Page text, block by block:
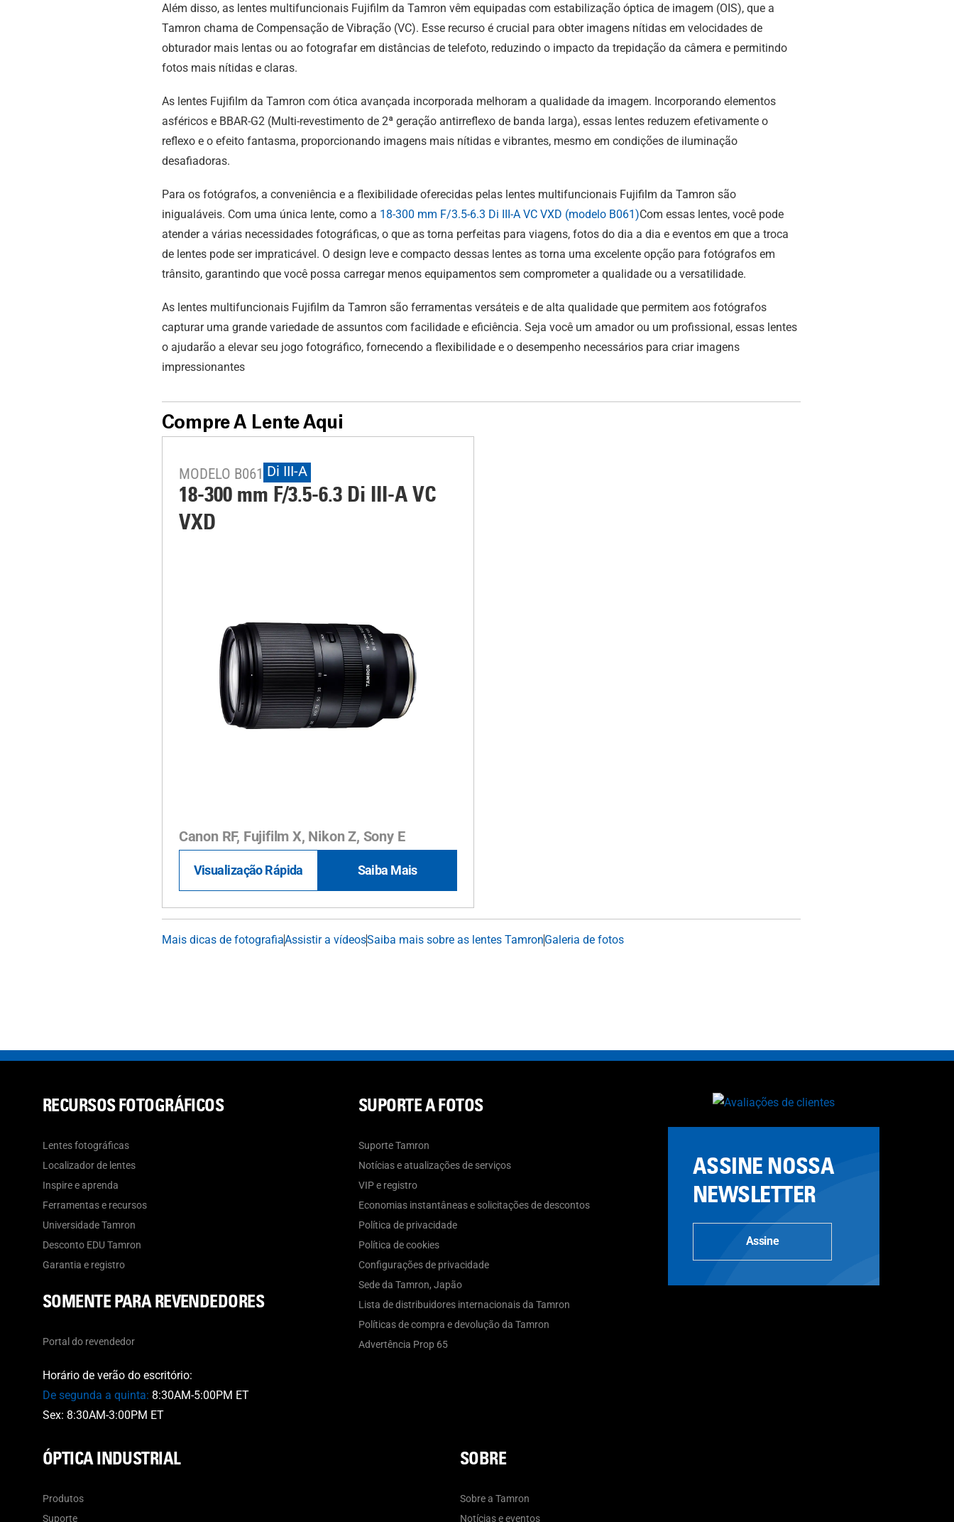
Além disso, as lentes multifuncionais Fujifilm da Tamron vêm equipadas com estabilização óptica de imagem (OIS), que a
Tamron chama de Compensação de Vibração (VC). Esse recurso é crucial para obter imagens nítidas em velocidades de
obturador mais lentas ou ao fotografar em distâncias de telefoto, reduzindo o impacto da trepidação da câmera e permitindo
fotos mais nítidas e claras.
As lentes Fujifilm da Tamron com ótica avançada incorporada melhoram a qualidade da imagem. Incorporando elementos
asféricos e BBAR-G2 (Multi-revestimento de 2ª geração antirreflexo de banda larga), essas lentes reduzem efetivamente o
reflexo e o efeito fantasma, proporcionando imagens mais nítidas e vibrantes, mesmo em condições de iluminação
desafiadoras.
Para os fotógrafos, a conveniência e a flexibilidade oferecidas pelas lentes multifuncionais Fujifilm da Tamron são
inigualáveis. Com uma única lente, como a 18-300 mm F/3.5-6.3 Di III-A VC VXD (modelo B061)Com essas lentes, você pode
atender a várias necessidades fotográficas, o que as torna perfeitas para viagens, fotos do dia a dia e eventos em que a troca
de lentes pode ser impraticável. O design leve e compacto dessas lentes as torna uma excelente opção para fotógrafos em
trânsito, garantindo que você possa carregar menos equipamentos sem comprometer a qualidade ou a versatilidade.
As lentes multifuncionais Fujifilm da Tamron são ferramentas versáteis e de alta qualidade que permitem aos fotógrafos
capturar uma grande variedade de assuntos com facilidade e eficiência. Seja você um amador ou um profissional, essas lentes
o ajudarão a elevar seu jogo fotográfico, fornecendo a flexibilidade e o desempenho necessários para criar imagens
impressionantes
Compre A Lente Aqui
MODELO B061 Di III-A
18-300 mm F/3.5-6.3 Di III-AVC
VXD
Canon RF, Fujifilm X, Nikon Z, Sony E
Visualização Rápida Saiba Mais
Mais dicas de fotografiaAssistir a vídeosSaiba mais sobre as lentes TamronGaleria de fotos
RECURSOS FOTOGRÁFICOS
Lentes fotográficas
Localizador de lentes
Inspire e aprenda
Ferramentas e recursos
Universidade Tamron
Desconto EDU Tamron
Garantia e registro
SOMENTE PARA REVENDEDORES
Portal do revendedor
Horário de verão do escritório:
De segunda a quinta: 8:30AM-5:00PM ET
Sex: 8:30AM-3:00PM ET
SUPORTE A FOTOS
Suporte Tamron
Notícias e atualizações de serviços
VIP e registro
Economias instantâneas e solicitações de descontos
Política de privacidade
Política de cookies
Configurações de privacidade
Sede da Tamron, Japão
Lista de distribuidores internacionais da Tamron
Políticas de compra e devolução da Tamron
Advertência Prop 65
ÓPTICA INDUSTRIAL
Produtos
Suporte
SOBRE
Sobre a Tamron
Notícias e eventos
ASSINE NOSSA
NEWSLETTER
Assine